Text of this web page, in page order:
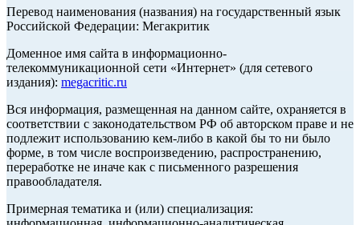
Перевод наименования (названия) на государственный язык
Российской Федерации: Мегакритик
Доменное имя сайта в информационно-
телекоммуникационной сети «Интернет» (для сетевого
издания): megacritic.ru
Вся информация, размещенная на данном сайте, охраняется в
соответствии с законодательством РФ об авторском праве и не
подлежит использованию кем-либо в какой бы то ни было
форме, в том числе воспроизведению, распространению,
переработке не иначе как с письменного разрешения
правообладателя.
Примерная тематика и (или) специализация: